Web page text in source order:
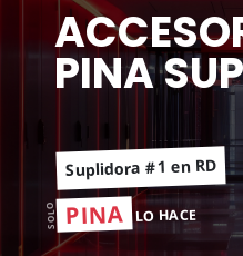
PINA
Suplidora #1 en RD
SOLO PINA LO HACE